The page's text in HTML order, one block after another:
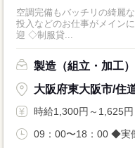
空調完備もバッチリの綺麗な職場♪ 製造をする商品の原
投入などのお仕事がメインになります！ ◇女性
迎 ◇制服貸...
製造（組立・加工）
大阪府東大阪市/住
時給1,300円～1,625円
09：00〜18：00 ◆